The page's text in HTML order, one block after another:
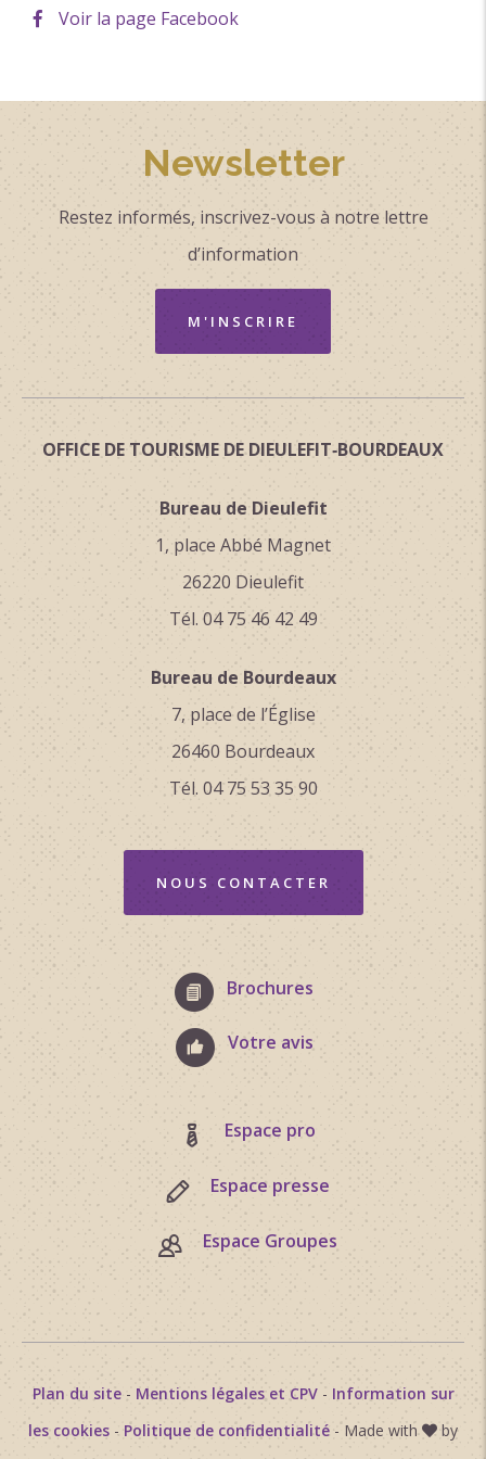
Voir la page Facebook
Newsletter
Restez informés, inscrivez-vous à notre lettre
d’information
M'INSCRIRE
OFFICE DE TOURISME DE DIEULEFIT‑BOURDEAUX
Bureau de Dieulefit
1, place Abbé Magnet
26220 Dieulefit
Tél. 04 75 46 42 49
Bureau de Bourdeaux
7, place de l’Église
26460 Bourdeaux
Tél. 04 75 53 35 90
NOUS CONTACTER
Brochures
Votre avis
Espace pro
Espace presse
Espace Groupes
Plan du site- Mentions légales et CPV- Information sur
les cookies - Politique de confidentialité - Made with
by